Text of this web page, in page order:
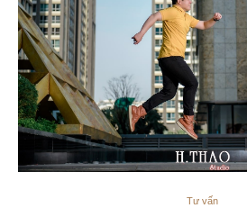
Tư vấn